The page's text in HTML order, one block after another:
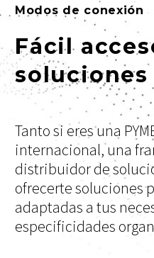
Modos de conexión
Fácil
soluciones
Tanto si eres una
internacional, una
distribuidor de
ofrecerte soluciones
adaptadas a tus
especificidades